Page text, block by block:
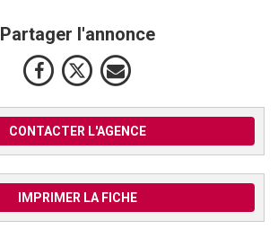
Partager l'annonce
CONTACTER L'AGENCE
IMPRIMER LA FICHE